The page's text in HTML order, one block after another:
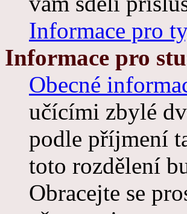
Informace pro
Informace pro
Obecné
učícími zbylé
podle příjmení
toto rozdělení
Obracejte se